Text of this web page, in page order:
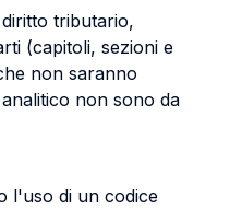
tributario,
(capitoli, sezioni e
non saranno
non sono da
l'uso di un codice